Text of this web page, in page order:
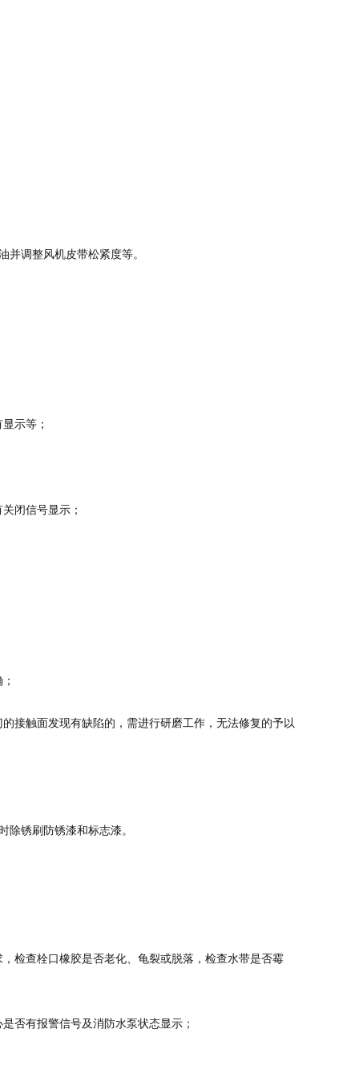
调整风机皮带松紧度等。
示等；
闭信号显示；
接触面发现有缺陷的，需进行研磨工作，无法修复的予以
锈刷防锈漆和标志漆。
检查栓口橡胶是否老化、龟裂或脱落，检查水带是否霉
否有报警信号及消防水泵状态显示；